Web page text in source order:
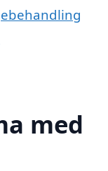
med